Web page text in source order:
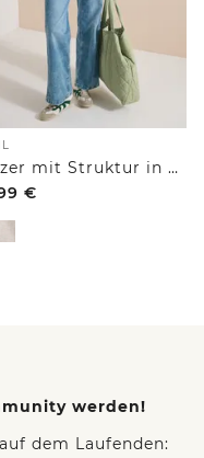
Blazer mit Struktur in Unifarbe
€
werden!
dem Laufenden: